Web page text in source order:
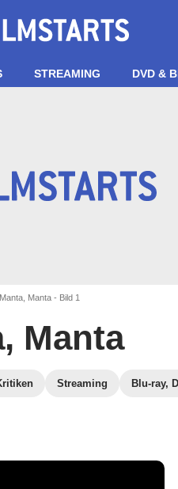
STREAMING DVD &
Manta - Bild 1
Manta
Streaming Blu-ray,